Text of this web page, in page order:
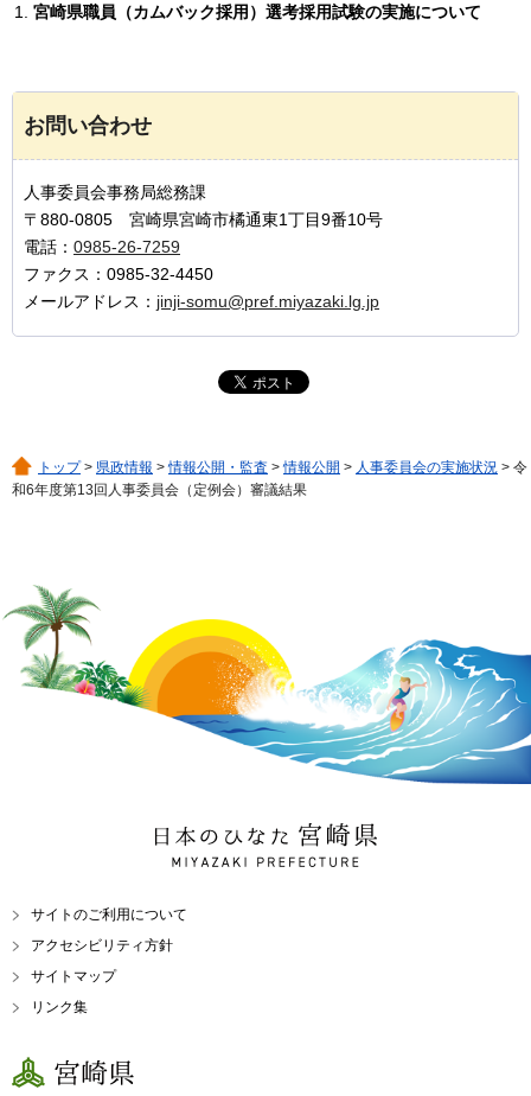
宮崎県職員（カムバック採用）選考採用試験の実施について
お問い合わせ
人事委員会事務局総務課
〒880-0805 宮崎県宮崎市橘通東1丁目9番10号
電話： 0985-26-7259
ファクス：0985-32-4450
メールアドレス： jinji-somu@pref.miyazaki.lg.jp
トップ> 県政情報 >情報公開・監査 >情報公開 > 人事委員会の実施状況 > 令
和6年度第13回人事委員会（定例会）審議結果
日本のひなた 宮崎県
MIYAZAKI PREFECTURE
サイトのご利用について
アクセシビリティ方針
サイトマップ
リンク集
宮崎県